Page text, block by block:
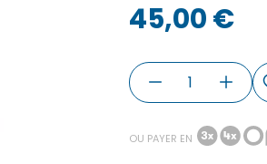
45,00 €
OU PAYER EN